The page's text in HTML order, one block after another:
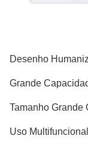
Desenho
Grande
Tamanho Grande
Uso Multifuncional